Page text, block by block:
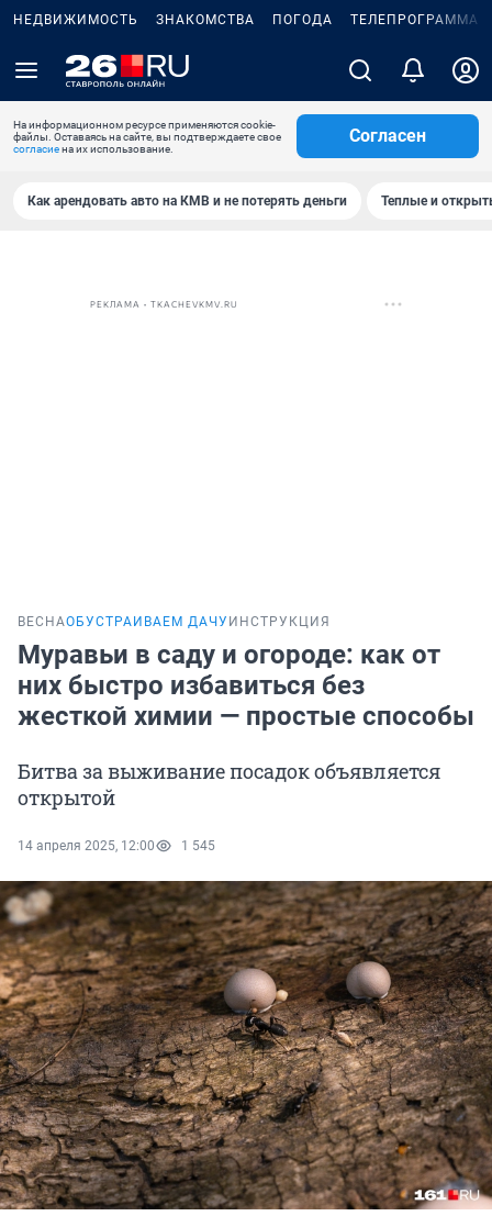
НЕДВИЖИМОСТЬ ЗНАКОМСТВА ПОГОДА ТЕЛЕПРОГРАММА
На информационном ресурсе применяются cookie-
файлы. Оставаясь на сайте, вы подтверждаете свое
согласиена их использование.
Согласен
Как арендовать авто на КМВ и не потерять деньги Теплые и
РЕКЛАМА • TKACHEVKMV.RU
ВЕСНАОБУСТРАИВАЕМ ДАЧУ ИНСТРУКЦИЯ
Муравьи в саду и огороде: как от
них быстро избавиться без
жесткой химии — простые способы
Битва за выживание посадок объявляется
открытой
14 апреля 2025, 12:00 1 545